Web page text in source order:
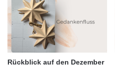
Rückblick auf den Dezember